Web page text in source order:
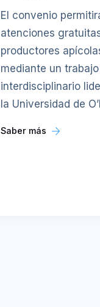
El convenio
atenciones
productores
mediante un trabajo
interdisciplinario
la Universidad de
Saber más